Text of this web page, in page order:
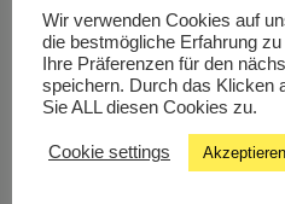
Subscribe
in
Google
Subscribe
in
Outlook
Wir verwenden Cookies auf
die bestmögliche Erfahrung
Ihre Präferenzen für den
speichern. Durch das Klicken
Sie ALL diesen Cookies zu.
Cookie settings Akzeptieren